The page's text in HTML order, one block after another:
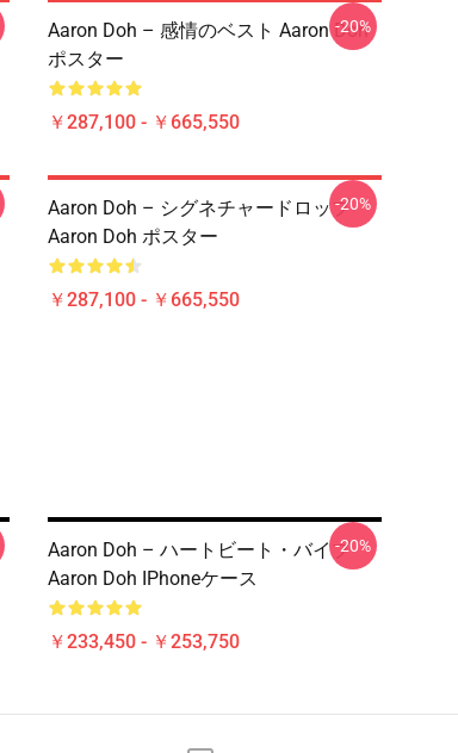
Aaron Doh – 感情のベスト Aaron Doh
ポスター
￥287,100 - ￥665,550
-20%
Aaron Doh – シグネチャードロップ
Aaron Doh ポスター
￥287,100 - ￥665,550
-20%
Aaron Doh – ハートビート・バイブ
Aaron Doh IPhoneケース
￥233,450 - ￥253,750
-20%